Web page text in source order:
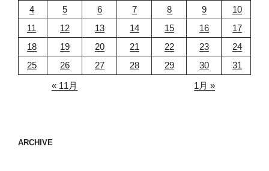
4
5 6 7 8 9
10
11
12 13 14 15 16
17
18
19 20 21 22 23
24
25
26 27 28 29 30
31
« 11月
1月 »
ARCHIVE